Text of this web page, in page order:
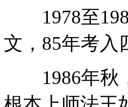
1978至
文，85年考入
1986年秋，